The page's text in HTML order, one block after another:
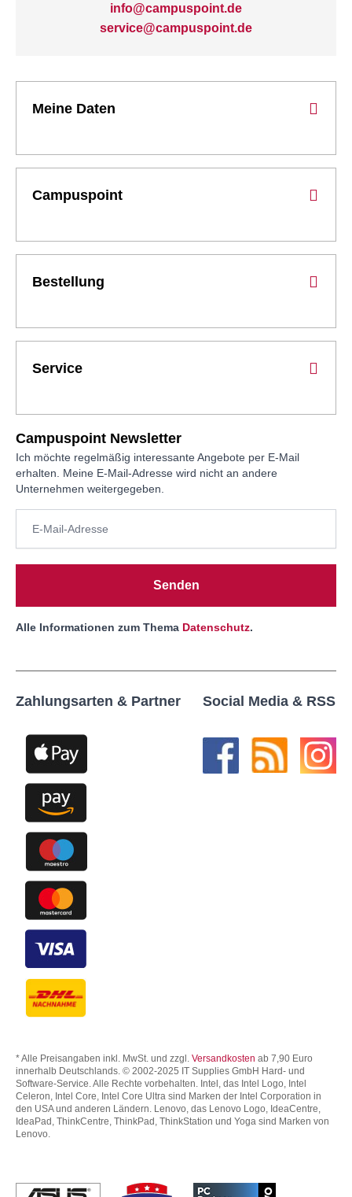
info@campuspoint.de
service@campuspoint.de
Meine Daten
Campuspoint
Bestellung
Service
Campuspoint Newsletter
Ich möchte regelmäßig interessante Angebote per E-Mail
erhalten. Meine E-Mail-Adresse wird nicht an andere
Unternehmen weitergegeben.
Senden
Alle Informationen zum Thema Datenschutz.
Zahlungsarten & Partner Social Media & RSS
* Alle Preisangaben inkl. MwSt. und zzgl. Versandkosten ab 7,90 Euro
innerhalb Deutschlands. © 2002-2025 IT Supplies GmbH Hard- und
Software-Service. Alle Rechte vorbehalten. Intel, das Intel Logo, Intel
Celeron, Intel Core, Intel Core Ultra sind Marken der Intel Corporation in
den USA und anderen Ländern. Lenovo, das Lenovo Logo, IdeaCentre,
IdeaPad, ThinkCentre, ThinkPad, ThinkStation und Yoga sind Marken von
Lenovo.